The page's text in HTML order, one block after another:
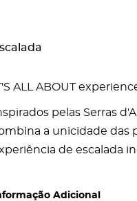
ALL ABOUT
pelas Serras
a unicidade das
de escalada
Adicional